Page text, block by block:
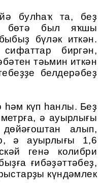
булһаҡ та, беҙ
бөтә был яҡшы
бүләк иткән.
биргән,
тәьмин иткән
белдерәбеҙ
күп һанлы. Беҙ
ә ауырлығы
алып,
ә ауырлығы 1,6
генә колибри
ғибәҙәттәбеҙ,
күндәмлек